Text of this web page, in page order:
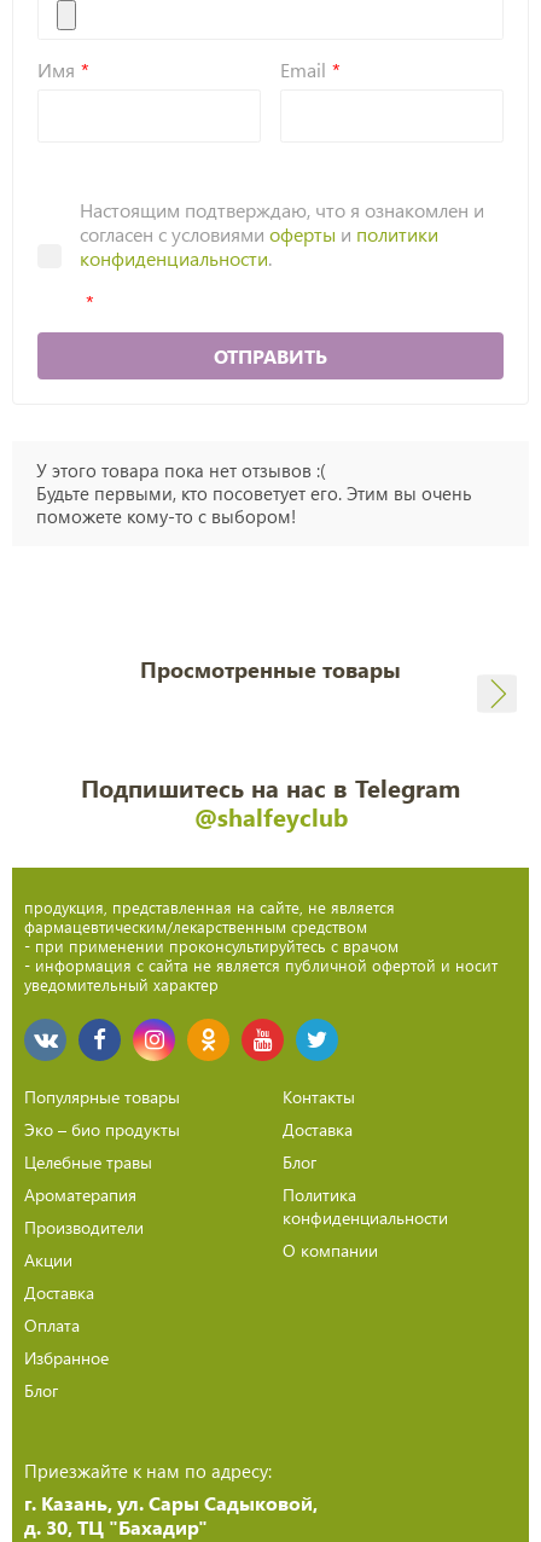
Имя Email
Настоящим подтверждаю, что я ознакомлен и
согласен с условиями оферты и политики
конфиденциальности.
ОТПРАВИТЬ
У этого товара пока нет отзывов :(
Будьте первыми, кто посоветует его. Этим вы очень
поможете кому-то с выбором!
Просмотренные товары
Подпишитесь на нас в Telegram
@shalfeyclub
продукция, представленная на сайте, не является
фармацевтическим/лекарственным средством
- при применении проконсультируйтесь с врачом
- информация с сайта не является публичной офертой и носит
уведомительный характер
Популярные товары
Эко – био продукты
Целебные травы
Ароматерапия
Производители
Акции
Доставка
Оплата
Избранное
Блог
Контакты
Доставка
Блог
Политика
конфиденциальности
О компании
Приезжайте к нам по адресу:
г. Казань, ул. Сары Садыковой,
д. 30, ТЦ "Бахадир"